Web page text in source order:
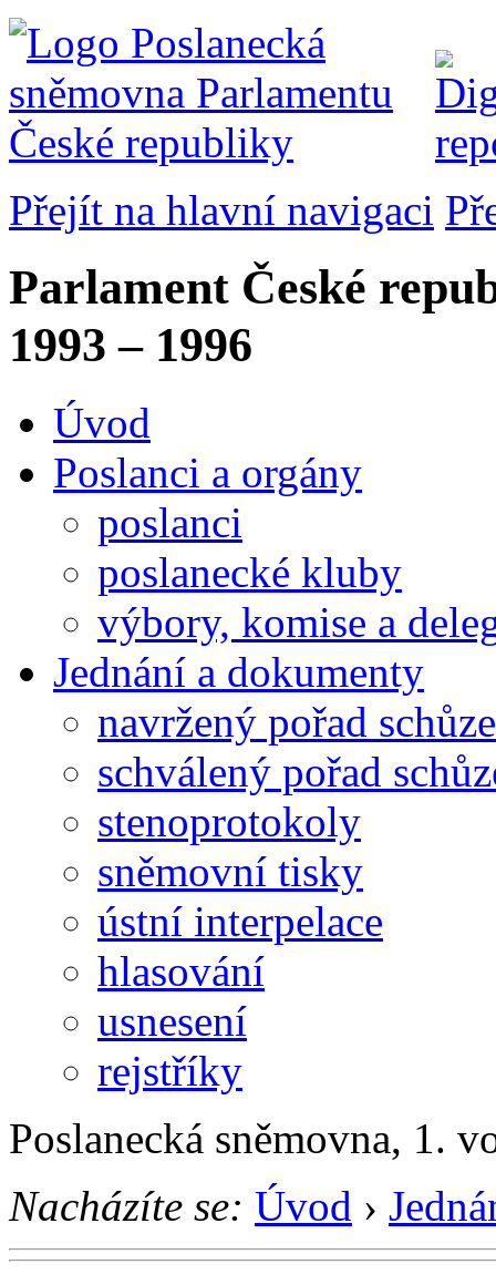
Přejít na hlavní navigaci
Parlament České
1993 – 1996
Úvod
Poslanci a orgány
poslanci
poslanecké kluby
výbory, komise a
Jednání a dokumenty
navržený pořad schůze
schválený pořad
stenoprotokoly
sněmovní tisky
ústní interpelace
hlasování
usnesení
rejstříky
Poslanecká sněmovna, 1.
Nacházíte se: Úvod ›